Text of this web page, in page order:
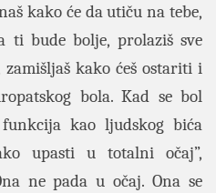
kako će da utiču na tebe,
ti bude bolje, prolaziš sve
kako ćeš ostariti i
bola. Kad se bol
kao ljudskog bića
upasti u totalni očaj”,
ne pada u očaj. Ona se